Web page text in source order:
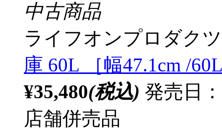
中古商品
ライフオンプロダクツ
庫 60L ［幅47.1cm /
¥35,480(税込) 発売日
店舗併売品